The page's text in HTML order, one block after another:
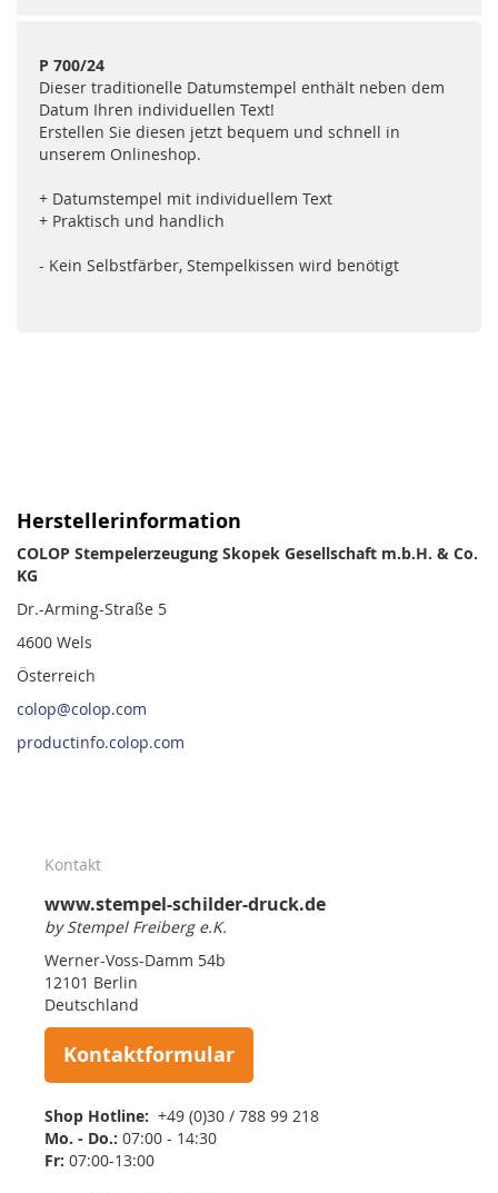
P 700/24
Dieser traditionelle Datumstempel enthält neben dem
Datum Ihren individuellen Text!
Erstellen Sie diesen jetzt bequem und schnell in
unserem Onlineshop.
+ Datumstempel mit individuellem Text
+ Praktisch und handlich
- Kein Selbstfärber, Stempelkissen wird benötigt
Herstellerinformation
COLOP Stempelerzeugung Skopek Gesellschaft m.b.H. & Co.
KG
Dr.-Arming-Straße 5
4600 Wels
Österreich
colop@colop.com
productinfo.colop.com
Kontakt
www.stempel-schilder-druck.de
by Stempel Freiberg e.K.
Werner-Voss-Damm 54b
12101 Berlin
Deutschland
Kontaktformular
Shop Hotline: +49 (0)30 / 788 99 218
Mo. - Do.: 07:00 - 14:30
Fr: 07:00-13:00